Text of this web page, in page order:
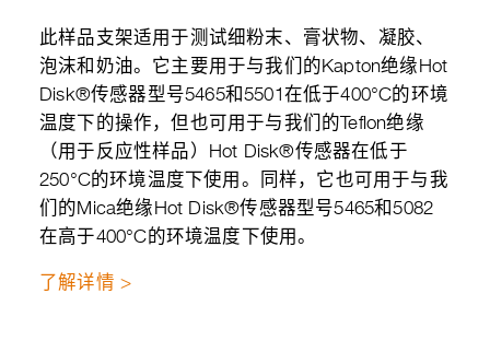
此样品支架适用于测试细粉末、膏状物、凝胶、
泡沫和奶油。它主要用于与我们的Kapton绝缘Hot
Disk®传感器型号5465和5501在低于400°C的环境
温度下的操作，但也可用于与我们的Teflon绝缘
（用于反应性样品）Hot Disk®传感器在低于
250°C的环境温度下使用。同样，它也可用于与我
们的Mica绝缘Hot Disk®传感器型号5465和5082
在高于400°C的环境温度下使用。
了解详情 >